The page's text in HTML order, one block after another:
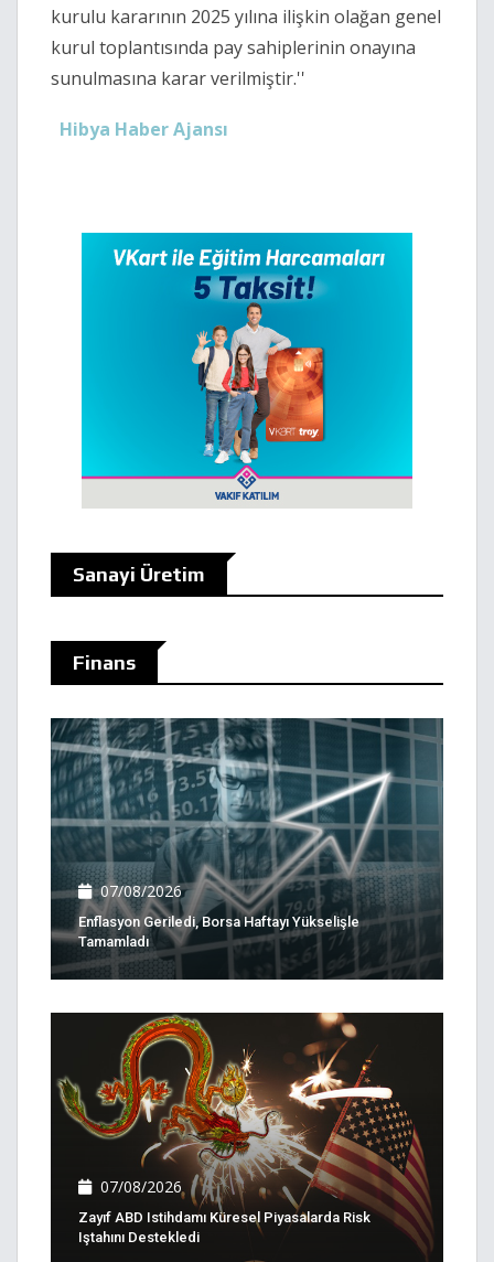
kurulu kararının 2025 yılına ilişkin olağan genel
kurul toplantısında pay sahiplerinin onayına
sunulmasına karar verilmiştir.''
Hibya Haber Ajansı
Sanayi Üretim
Finans
07/08/2026
Enflasyon Geriledi, Borsa Haftayı Yükselişle
Tamamladı
07/08/2026
Zayıf ABD Istihdamı Küresel Piyasalarda Risk
Iştahını Destekledi